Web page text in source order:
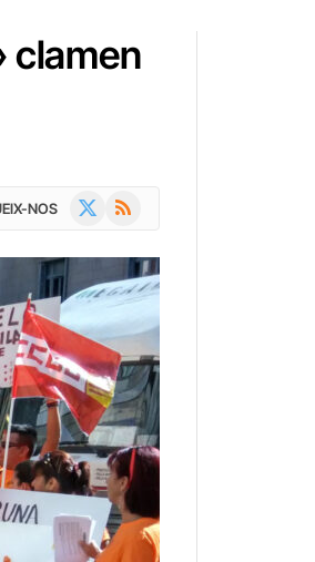
clamen
NOS RSS